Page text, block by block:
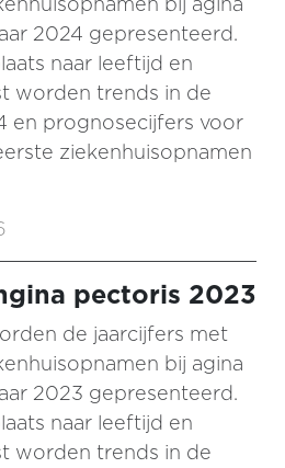
2024 gepresenteerd.
naar leeftijd en
worden trends in de
en prognosecijfers voor
ziekenhuisopnamen
pectoris 2023
de jaarcijfers met
bij agina
2023 gepresenteerd.
naar leeftijd en
worden trends in de